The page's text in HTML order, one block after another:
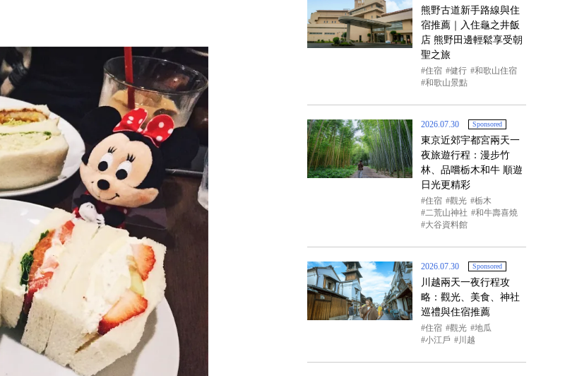
熊野古道新手路線與住
宿推薦｜入住龜之井飯
店 熊野田邊輕鬆享受朝
聖之旅
住宿 健行
和歌山住宿
和歌山景點
2026.07.30 Sponsored
東京近郊宇都宮兩天一
夜旅遊行程：漫步竹
林、品嚐栃木和牛 順遊
日光更精彩
住宿 觀光
栃木
二荒山神社
和牛壽喜燒
大谷資料館
2026.07.30 Sponsored
川越兩天一夜行程攻
略：觀光、美食、神社
巡禮與住宿推薦
住宿 觀光
地瓜
小江戶
川越